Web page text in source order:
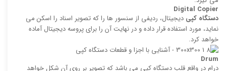
Digital Copier
دستگاه کپی دیجیتال، ردیفی از سنسور ها را كه تصویر اسناد را اسكن می
نماید، مورد استفاده قرار داده و در نهایت آن را برای پروسه دیجیتال آماده
خواهد کرد.
Drum
درام در واقع قلب دستگاه كپی می‌ باشد كه تصویر بر روی آن شكل خواهد